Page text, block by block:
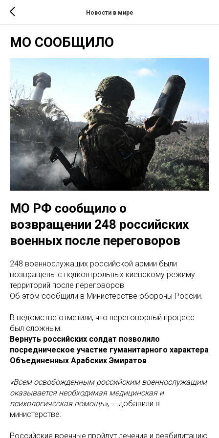
Новости в мире
МО СООБЩИЛО
МО РФ сообщило о
возвращении 248 российских
военных после переговоров
248 военнослужащих российской армии были
возвращены с подконтрольных киевскому режиму
территорий после переговоров
Об этом сообщили в Министерстве обороны России.
В ведомстве отметили, что переговорный процесс
был сложным.
Вернуть российских солдат позволило
посредническое участие гуманитарного характера
Объединенных Арабских Эмиратов.
«Всем освобожденным российским военнослужащим
оказывается необходимая медицинская и
психологическая помощь», — добавили в
министерстве.
Российские военные пройдут лечение и реабилитацию